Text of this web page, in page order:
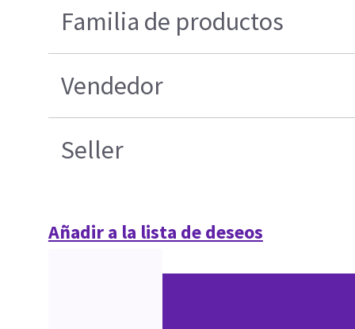
Familia de productos
Vendedor
Seller
Añadir a la lista de deseos